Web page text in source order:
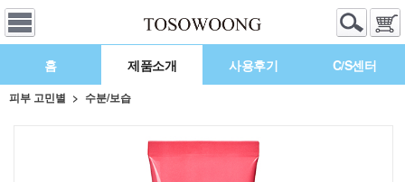
홈 제품소개 사용후기 C/S센터
피부 고민별 수분/보습